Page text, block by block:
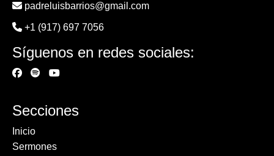
padreluisbarrios@gmail.com
+1 (917) 697 7056
Síguenos en redes sociales:
Secciones
Inicio
Sermones